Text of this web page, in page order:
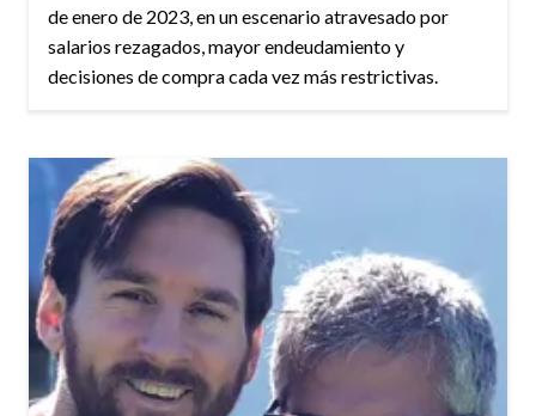
de enero de 2023, en un escenario atravesado por
salarios rezagados, mayor endeudamiento y
decisiones de compra cada vez más restrictivas.